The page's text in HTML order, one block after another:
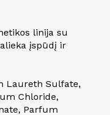
linija su
įspūdį ir
Laureth Sulfate,
Chloride,
Parfum